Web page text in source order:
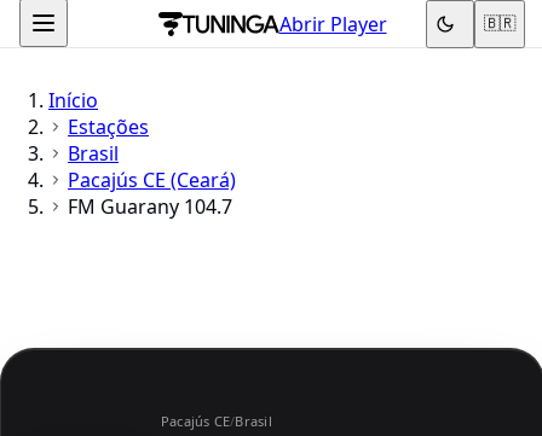
Abrir Player 🇧🇷
Início
Estações
Brasil
Pacajús CE (Ceará)
FM Guarany 104.7
Pacajús CE/Brasil